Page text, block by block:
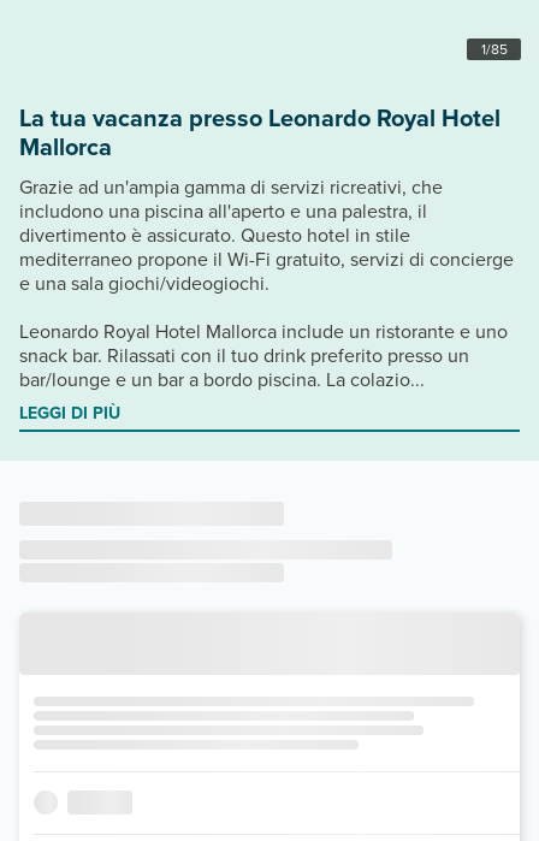
1/85
La tua vacanza presso Leonardo Royal Hotel
Mallorca
Grazie ad un'ampia gamma di servizi ricreativi, che
includono una piscina all'aperto e una palestra, il
divertimento è assicurato. Questo hotel in stile
mediterraneo propone il Wi-Fi gratuito, servizi di concierge
e una sala giochi/videogiochi.
Leonardo Royal Hotel Mallorca include un ristorante e uno
snack bar. Rilassati con il tuo drink preferito presso un
bar/lounge e un bar a bordo piscina. La colazio...
LEGGI DI PIÙ